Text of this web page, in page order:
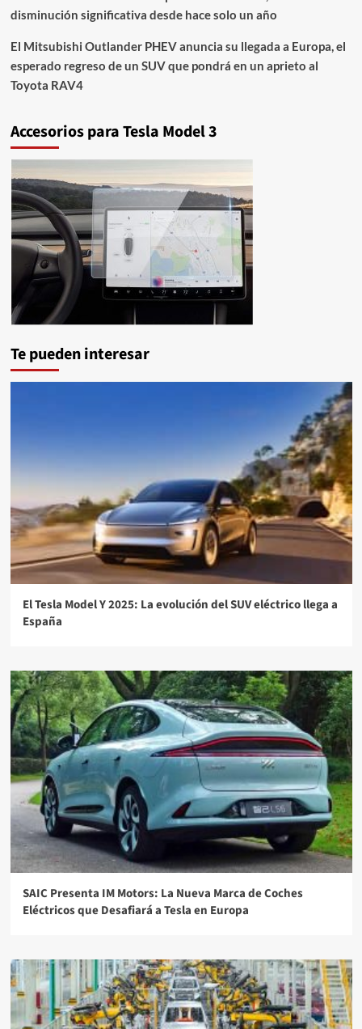
disminución significativa desde hace solo un año
El Mitsubishi Outlander PHEV anuncia su llegada a Europa, el
esperado regreso de un SUV que pondrá en un aprieto al
Toyota RAV4
Accesorios para Tesla Model 3
Te pueden interesar
El Tesla Model Y 2025: La evolución del SUV eléctrico llega a
España
SAIC Presenta IM Motors: La Nueva Marca de Coches
Eléctricos que Desafiará a Tesla en Europa